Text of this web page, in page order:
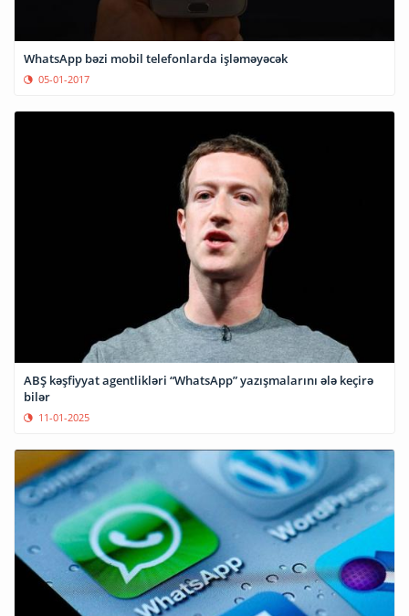
WhatsApp bəzi mobil telefonlarda işləməyəcək
05-01-2017
ABŞ kəşfiyyat agentlikləri “WhatsApp” yazışmalarını ələ keçirə
bilər
11-01-2025